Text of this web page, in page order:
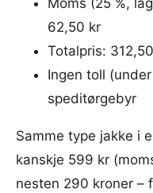
Moms (25 %,
62,50 kr
Totalpris:
Ingen toll
speditørgebyr
Samme type jakke i
kanskje 599 kr
nesten 290 kroner –